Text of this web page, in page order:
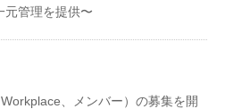
元管理を提供〜
、メンバー）の募集を開